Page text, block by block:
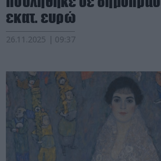
εκατ. ευρώ
26.11.2025 | 09:37